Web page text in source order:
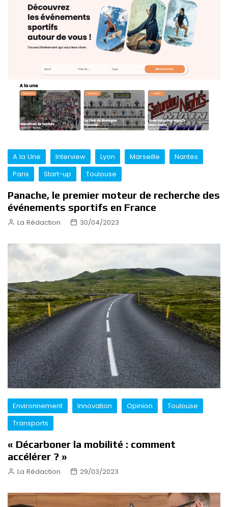
A la Une Interview Lyon Marseille
Nantes
Paris
Start-up Toulouse
Panache, le premier moteur de recherche des
événements sportifs en France
La Rédaction 30/04/2023
Environnement Innovation Opinion
Toulouse
Transports
« Décarboner la mobilité : comment
accélérer ? »
La Rédaction 29/03/2023